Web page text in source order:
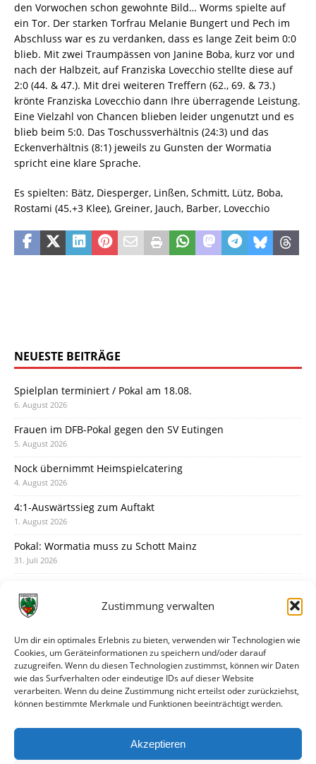
Zustimmung verwalten
Um dir ein optimales Erlebnis zu bieten, verwenden wir Technologien wie
Cookies, um Geräteinformationen zu speichern und/oder darauf
zuzugreifen. Wenn du diesen Technologien zustimmst, können wir Daten
wie das Surfverhalten oder eindeutige IDs auf dieser Website
verarbeiten. Wenn du deine Zustimmung nicht erteilst oder zurückziehst,
können bestimmte Merkmale und Funktionen beeinträchtigt werden.
Akzeptieren
den Vorwochen schon gewohnte Bild… Worms spielte auf
ein Tor. Der starken Torfrau Melanie Bungert und Pech im
Abschluss war es zu verdanken, dass es lange Zeit beim 0:0
blieb. Mit zwei Traumpässen von Janine Boba, kurz vor und
nach der Halbzeit, auf Franziska Lovecchio stellte diese auf
2:0 (44. & 47.). Mit drei weiteren Treffern (62., 69. & 73.)
krönte Franziska Lovecchio dann Ihre überragende Leistung.
Eine Vielzahl von Chancen blieben leider ungenutzt und es
blieb beim 5:0. Das Toschussverhältnis (24:3) und das
Eckenverhältnis (8:1) jeweils zu Gunsten der Wormatia
spricht eine klare Sprache.
Es spielten: Bätz, Diesperger, Linßen, Schmitt, Lütz, Boba,
Rostami (45.+3 Klee), Greiner, Jauch, Barber, Lovecchio
NEUESTE BEITRÄGE
Spielplan terminiert / Pokal am 18.08.
6. August 2026
Frauen im DFB-Pokal gegen den SV Eutingen
5. August 2026
Nock übernimmt Heimspielcatering
4. August 2026
4:1-Auswärtssieg zum Auftakt
1. August 2026
Pokal: Wormatia muss zu Schott Mainz
31. Juli 2026
30. Juli 2026
28. Juli 2026
Neuer Rückensponsor
28. Juli 2026
Neue Podcast-Folge: So tickt Björn!
Eindrücke vom Stadionfest
27. Juli 2026